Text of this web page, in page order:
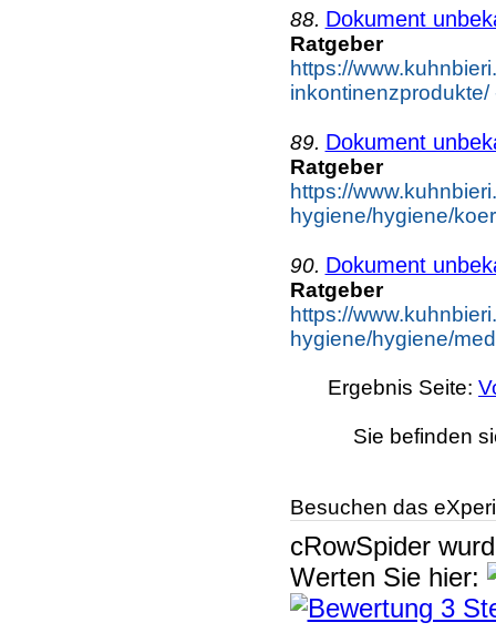
88. Dokument
Ratgeber
https://
inkontinenzprodukte/
89. Dokument
Ratgeber
https://
hygiene/hygiene/
90. Dokument
Ratgeber
https://
hygiene/hygiene/
Ergebnis Seite:
Sie befinden
Besuchen das
cRowSpider
Werten Sie hier: